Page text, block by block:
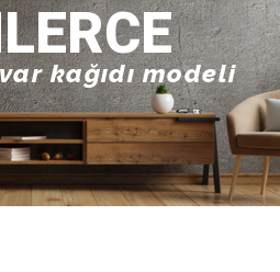
kağıdı modeli